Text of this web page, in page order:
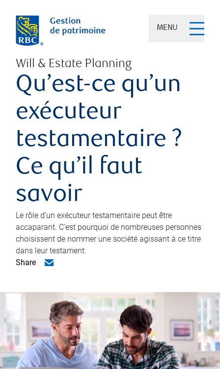
MENU
Will & Estate Planning
Qu’est-ce qu’un
exécuteur
testamentaire ?
Ce qu’il faut
savoir
Le rôle d’un exécuteur testamentaire peut être
accaparant. C’est pourquoi de nombreuses personnes
choisissent de nommer une société agissant à ce titre
dans leur testament.
Share